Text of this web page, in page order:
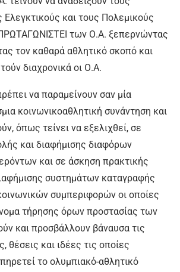
Ελεγκτικούς και τους Πολεμικούς
των Ο.Α. ξεπερνώντας
τον καθαρά αθλητικό σκοπό και
διαχρονικά οι Ο.Α.
να παραμείνουν σαν μία
κοινωνικοαθλητική συνάντηση και
όπως τείνει να εξελιχθεί, σε
και διαφήμισης διαφόρων
και σε άσκηση πρακτικής
συστημάτων καταγραφής
συμπεριφορών οι οποίες
τήρησης όρων προστασίας των
και προσβάλλουν βάναυσα τις
θέσεις και ιδέες τις οποίες
το ολυμπιακό-αθλητικό